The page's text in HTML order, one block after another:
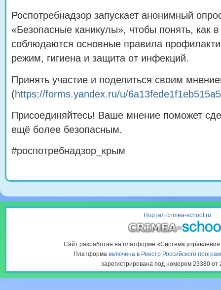
Роспотребнадзор запускает анонимный
«Безопасные каникулы», чтобы понять, как
соблюдаются основные правила
режим, гигиена и защита от инфекций.
Принять участие и поделиться своим
(https://forms.yandex.ru/u/
Присоединяйтесь! Ваше мнение поможет
ещё более безопасным.
#роспотребнадзор_крым
Портал crimea-school.ru
Сайт разработан на платформе «Система
Платформа включена в Реестр Российского
зарегистрирована под номером 23380 от